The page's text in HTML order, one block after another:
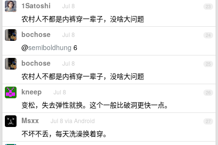
23
1Satoshi Jul 8
农村人不都是内裤穿一辈子，没啥大问题
24
bochose Jul 8
@semiboldhung 6
25
bochose Jul 8
农村人不都是内裤穿一辈子，没啥大问题
26
kneep Jul 8
变松，失去弹性就换。这个一般比破洞更快一点。
27
Msxx Jul 8 via Android
不坏不丢，每天洗澡换着穿。